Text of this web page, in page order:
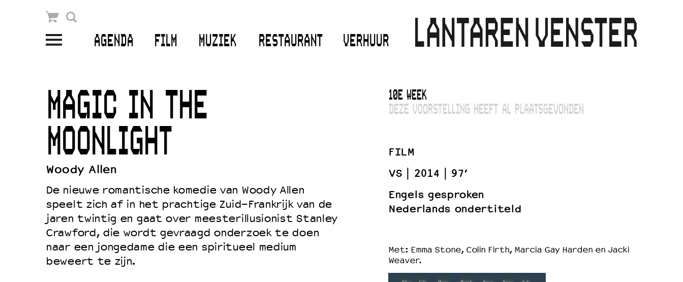
AGENDA FILM MUZIEK RESTAURANT VERHUUR
Winkelmandje
Openingstijden & contact
Bereikbaarheid
Kaartverkoop
EDUCATIE
Schoolvoorstellingen
Filmprogramma’s Primair Onderwijs
Filmprogramma’s VO/MBO
Speciale educatieprogramma’s
MAGIC IN THE
MOONLIGHT
Woody Allen
De nieuwe romantische komedie van Woody Allen
speelt zich af in het prachtige Zuid-Frankrijk van de
jaren twintig en gaat over meesterillusionist Stanley
Crawford, die wordt gevraagd onderzoek te doen
naar een jongedame die een spiritueel medium
beweert te zijn.
10E WEEK
DEZE VOORSTELLING HEEFT AL PLAATSGEVONDEN
FILM
VS
2014
97’
Engels gesproken
Nederlands ondertiteld
Met: Emma Stone, Colin Firth, Marcia Gay Harden en Jacki
Weaver.